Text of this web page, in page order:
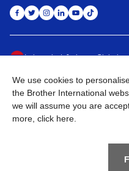
Indonesia Jaringan Global
Privacy Policy Ketentuan
©2026BROTHER
We use cookies to
the Brother International
we will assume you are
more, click here